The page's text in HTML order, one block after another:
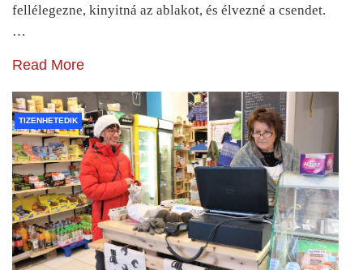
fellélegezne, kinyitná az ablakot, és élvezné a csendet.
…
Read More
TIZENHETEDIK